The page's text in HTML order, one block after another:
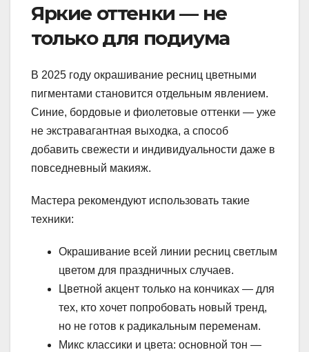
Яркие оттенки — не
только для подиума
В 2025 году окрашивание ресниц цветными
пигментами становится отдельным явлением.
Синие, бордовые и фиолетовые оттенки — уже
не экстравагантная выходка, а способ
добавить свежести и индивидуальности даже в
повседневный макияж.
Мастера рекомендуют использовать такие
техники:
Окрашивание всей линии ресниц светлым
цветом для праздничных случаев.
Цветной акцент только на кончиках — для
тех, кто хочет попробовать новый тренд,
но не готов к радикальным переменам.
Микс классики и цвета: основной тон —